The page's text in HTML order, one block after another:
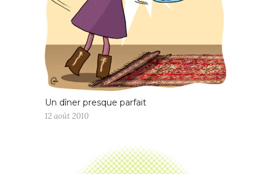
Un dîner presque parfait
12 août 2010